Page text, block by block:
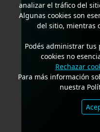
analizar el tráfico del
Algunas cookies son
del sitio, mientras
Podés administrar tus
cookies no
Rechazar
Para más información
nuestra